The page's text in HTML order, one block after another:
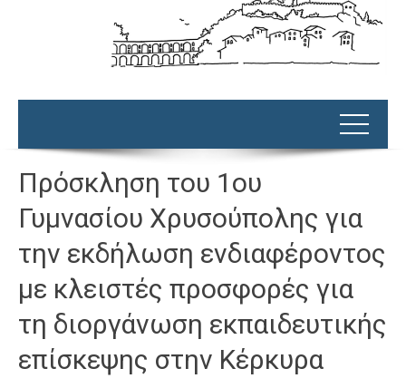
Πρόσκληση του 1ου
Γυμνασίου Χρυσούπολης για
την εκδήλωση ενδιαφέροντος
με κλειστές προσφορές για
τη διοργάνωση εκπαιδευτικής
επίσκεψης στην Κέρκυρα